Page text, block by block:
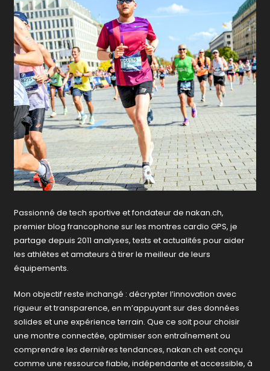
Passionné de tech sportive et fondateur de nakan.ch,
premier blog francophone sur les montres cardio GPS, je
partage depuis 2011 analyses, tests et actualités pour aider
les athlètes et amateurs à tirer le meilleur de leurs
équipements.
Mon objectif reste inchangé : décrypter l’innovation avec
rigueur et transparence, en m’appuyant sur des données
solides et une expérience terrain. Que ce soit pour choisir
une montre connectée, optimiser son entraînement ou
comprendre les dernières tendances, nakan.ch est conçu
comme une ressource fiable, indépendante et accessible, à